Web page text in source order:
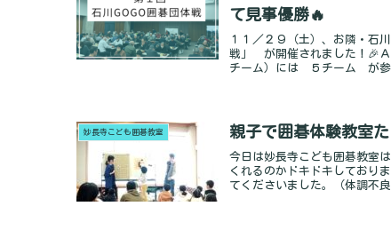
て見事優勝🔥
１１／２９（土）、お隣・
戦」 が開催されました！🎉
チーム）には ５チーム が
妙長寺こども囲碁教室 親子で囲碁体験教室
今日は妙長寺こども囲碁教室
くれるのかドキドキしており
てくださいました。（体調不